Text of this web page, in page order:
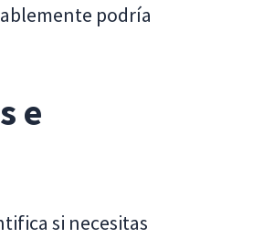
podría
e
si necesitas